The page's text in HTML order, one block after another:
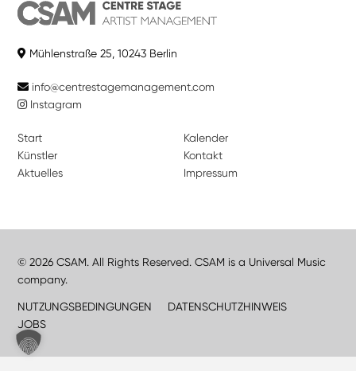
Mühlenstraße 25, 10243 Berlin
info@centrestagemanagement.com
Instagram
Start
Künstler
Aktuelles
Kalender
Kontakt
Impressum
© 2026 CSAM. All Rights Reserved. CSAM is a Universal Music
company.
NUTZUNGSBEDINGUNGEN
DATENSCHUTZHINWEIS
JOBS